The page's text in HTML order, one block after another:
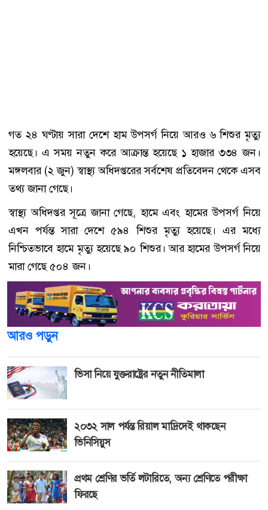
গত ২৪ ঘণ্টায় সারা দেশে হাম উপসর্গ নিয়ে আরও ৬ শিশুর মৃত্যু
হয়েছে। এ সময় নতুন করে আক্রান্ত হয়েছে ১ হাজার ৩৩৪ জন।
মঙ্গলবার (২ জুন) স্বাস্থ্য অধিদপ্তরের সর্বশেষ প্রতিবেদন থেকে এসব
তথ্য জানা গেছে।
স্বাস্থ্য অধিদপ্তর সূত্রে জানা গেছে, হামে এবং হামের উপসর্গ নিয়ে
এখন পর্যন্ত সারা দেশে ৫৯৪ শিশুর মৃত্যু হয়েছে। এর মধ্যে
নিশ্চিতভাবে হামে মৃত্যু হয়েছে ৯০ শিশুর। আর হামের উপসর্গ নিয়ে
মারা গেছে ৫০৪ জন।
আরও পড়ুন
ভিসা নিয়ে যুক্তরাষ্ট্রের নতুন নীতিমালা
২০৩২ সাল পর্যন্ত রিয়াল মাদ্রিদেই থাকছেন
ভিনিসিয়ুস
প্রথম শ্রেণির ভর্তি লটারিতে, অন্য শ্রেণিতে পরীক্ষা
ফিরছে